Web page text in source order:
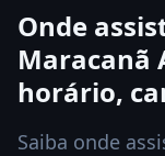
Onde
Maracanã
horário,
Saiba onde